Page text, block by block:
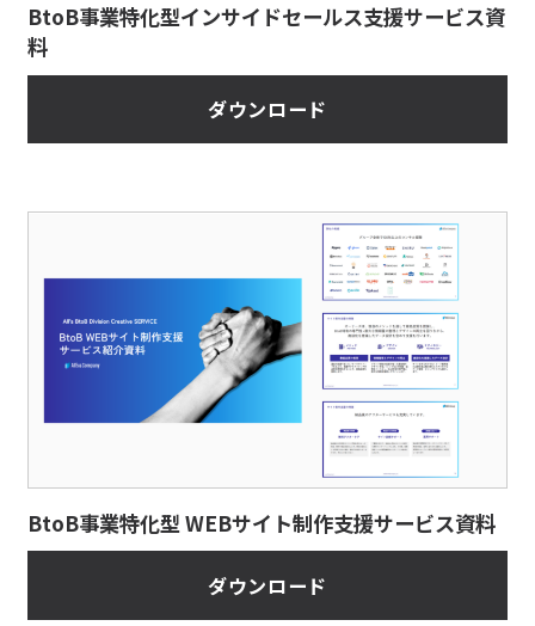
BtoB事業特化型インサイドセールス支援サービス資
料
ダウンロード
BtoB事業特化型 WEBサイト制作支援サービス資料
ダウンロード